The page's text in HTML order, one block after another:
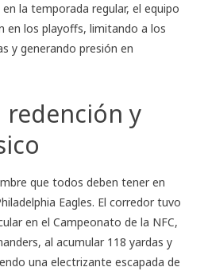
la temporada regular, el equipo
en los playoffs, limitando a los
y generando presión en
redención y
que todos deben tener en
Eagles. El corredor tuvo
en el Campeonato de la NFC,
al acumular 118 yardas y
una electrizante escapada de